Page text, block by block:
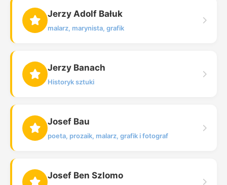
Jerzy Adolf Bałuk
malarz, marynista, grafik
Jerzy Banach
Historyk sztuki
Josef Bau
poeta, prozaik, malarz, grafik i fotograf
Josef Ben Szlomo